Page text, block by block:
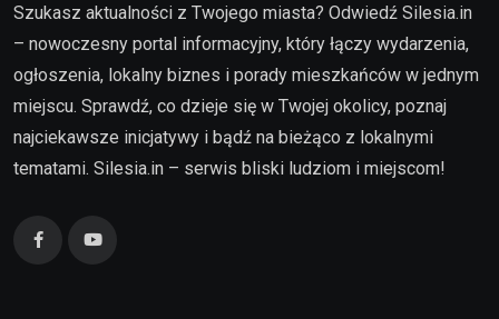
Szukasz aktualności z Twojego miasta? Odwiedź Silesia.in
– nowoczesny portal informacyjny, który łączy wydarzenia,
ogłoszenia, lokalny biznes i porady mieszkańców w jednym
miejscu. Sprawdź, co dzieje się w Twojej okolicy, poznaj
najciekawsze inicjatywy i bądź na bieżąco z lokalnymi
tematami. Silesia.in – serwis bliski ludziom i miejscom!